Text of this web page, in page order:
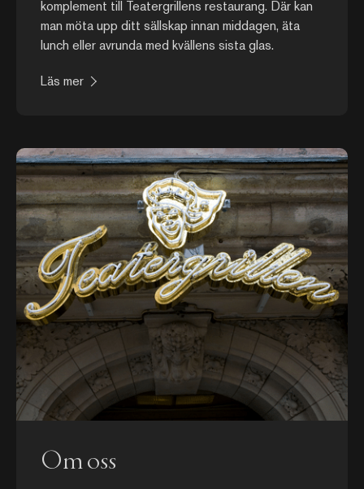
komplement till Teatergrillens restaurang. Där kan
man möta upp ditt sällskap innan middagen, äta
lunch eller avrunda med kvällens sista glas.
Läs mer
Om oss